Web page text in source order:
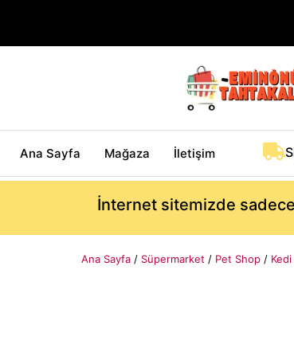
Ana Sayfa Mağaza İletişim
İnternet sitemizde sadece
Ana Sayfa / Süpermarket / Pet Shop /